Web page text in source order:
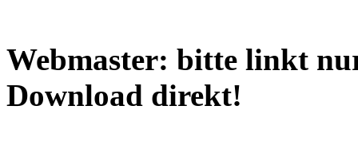
Webmaster: bitte linkt
Download direkt!